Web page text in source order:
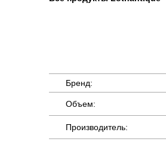
Бренд:
Объем:
Производитель: